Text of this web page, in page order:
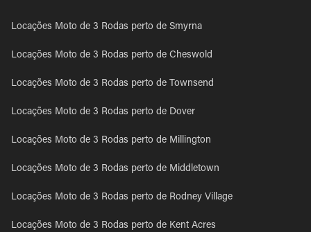
Locações Moto de 3 Rodas perto de Smyrna
Locações Moto de 3 Rodas perto de Cheswold
Locações Moto de 3 Rodas perto de Townsend
Locações Moto de 3 Rodas perto de Dover
Locações Moto de 3 Rodas perto de Millington
Locações Moto de 3 Rodas perto de Middletown
Locações Moto de 3 Rodas perto de Rodney Village
Locações Moto de 3 Rodas perto de Kent Acres